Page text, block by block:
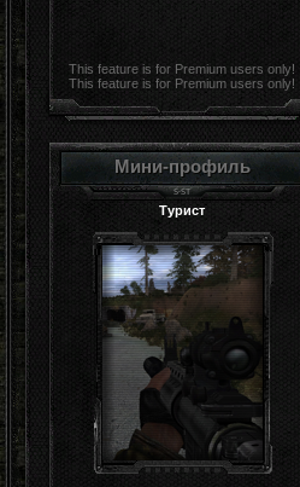
This feature is for Premium users only!
This feature is for Premium users only!
Мини-профиль
Турист